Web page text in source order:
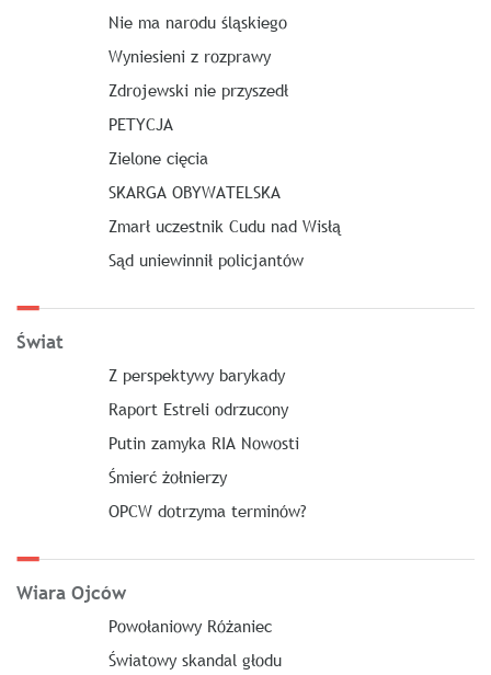
Nie ma narodu śląskiego
Wyniesieni z rozprawy
Zdrojewski nie przyszedł
PETYCJA
Zielone cięcia
SKARGA OBYWATELSKA
Zmarł uczestnik Cudu nad Wisłą
Sąd uniewinnił policjantów
Świat
Z perspektywy barykady
Raport Estreli odrzucony
Putin zamyka RIA Nowosti
Śmierć żołnierzy
OPCW dotrzyma terminów?
Wiara Ojców
Powołaniowy Różaniec
Światowy skandal głodu